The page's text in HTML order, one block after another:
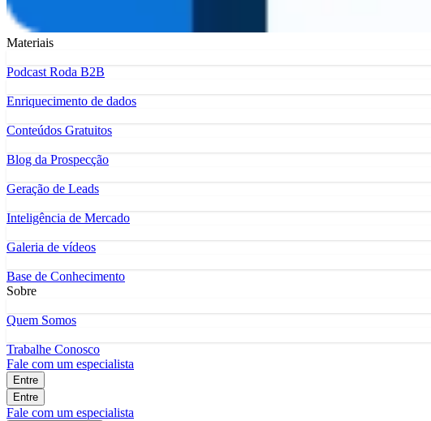
Materiais
Podcast Roda B2B
Enriquecimento de dados
Conteúdos Gratuitos
Blog da Prospecção
Geração de Leads
Inteligência de Mercado
Galeria de vídeos
Base de Conhecimento
Sobre
Quem Somos
Trabalhe Conosco
Fale com um especialista
Entre
Entre
Fale com um especialista